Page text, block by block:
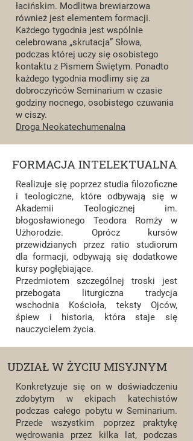
łacińskim. Modlitwa brewiarzowa
również jest elementem formacji.
Każdego tygodnia jest wspólnie
celebrowana „skrutacja” Słowa,
podczas której uczy się osobistego
kontaktu z Pismem Świętym. Ponadto
każdego tygodnia modlimy się za
dobroczyńców Seminarium w czasie
godziny nocnego, osobistego czuwania
w ciszy.
Droga Neokatechumenalna
FORMACJA INTELEKTUALNA
Realizuje się poprzez studia filozoficzne
i teologiczne, które odbywają się w
Akademii Teologicznej im.
błogosławionego Teodora Romży w
Użhorodzie. Oprócz kursów
przewidzianych przez ratio studiorum
dla formacji, odbywają się dodatkowe
kursy pogłębiające.
Przedmiotem szczególnej troski jest
przebogata liturgiczna tradycja
wschodnia Kościoła, teksty Ojców,
śpiew i historia, która staje się
nauczycielem życia.
UDZIAŁ W ŻYCIU MISYJNYM
Konkretyzuje się on w doświadczeniu
zdobytym w ekipach katechistów
podczas całego pobytu w Seminarium.
Przede wszystkim poprzez praktykę
wędrowania przez kilka lat, podczas